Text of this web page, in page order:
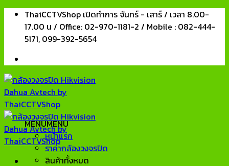
Skip
content
ThaiCCTVShop เปิดทำการ จันทร์ - เสาร์ / เวลา 8.00-
17.00 น / Office: 02-970-1181-2 / Mobile : 082-444-
5171, 099-392-5654
MENUMENU
หน้าแรก
ราคากล้องวงจรปิด
สินค้าทั้งหมด